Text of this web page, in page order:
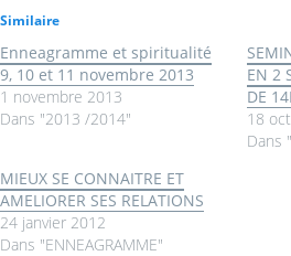
Similaire
Enneagramme et spiritualité
9, 10 et 11 novembre 2013
1 novembre 2013
Dans "2013 /2014"
EN 2
DE
18
Dans
MIEUX SE CONNAITRE ET
AMELIORER SES RELATIONS
24 janvier 2012
Dans "ENNEAGRAMME"